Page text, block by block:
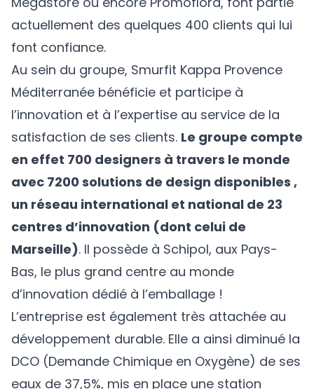
actuellement des quelques 400 clients qui lui
font confiance.
Au sein du groupe, Smurfit Kappa Provence
Méditerranée bénéficie et participe à
l’innovation et à l’expertise au service de la
satisfaction de ses clients. Le groupe compte
en effet 700 designers à travers le monde
avec 7200 solutions de design disponibles ,
un réseau international et national de 23
centres d’innovation (dont celui de
Marseille). Il possède à Schipol, aux Pays-
Bas, le plus grand centre au monde
d’innovation dédié à l’emballage !
L’entreprise est également très attachée au
développement durable. Elle a ainsi diminué la
DCO (Demande Chimique en Oxygène) de ses
eaux de 37,5%, mis en place une station